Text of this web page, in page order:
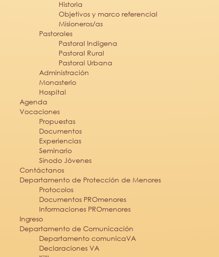
Historia
Objetivos y marco referencial
Misioneros/as
Pastorales
Pastoral Indígena
Pastoral Rural
Pastoral Urbana
Administración
Monasterio
Hospital
Agenda
Vocaciones
Propuestas
Documentos
Experiencias
Seminario
Sínodo Jóvenes
Contáctanos
Departamento de Protección de Menores
Protocolos
Documentos PROmenores
Informaciones PROmenores
Ingreso
Departamento de Comunicación
Departamento comunicaVA
Declaraciones VA